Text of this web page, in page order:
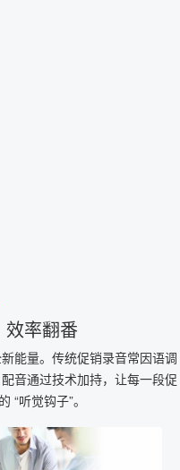
效率翻番
能量。传统促销录音常因语调
音通过技术加持，让每一段促
“听觉钩子”。​